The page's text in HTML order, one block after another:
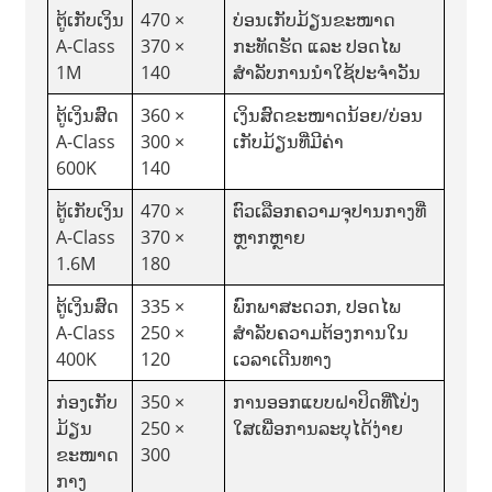
ຕູ້ເກັບເງິນ
A-Class
1M
470 ×
370 ×
140
ບ່ອນເກັບມ້ຽນຂະໜາດ
ກະທັດຮັດ ແລະ ປອດໄພ
ສຳລັບການນຳໃຊ້ປະຈຳວັນ
ຕູ້ເງິນສົດ
A-Class
600K
360 ×
300 ×
140
ເງິນສົດຂະໜາດນ້ອຍ/ບ່ອນ
ເກັບມ້ຽນທີ່ມີຄ່າ
ຕູ້ເກັບເງິນ
A-Class
1.6M
470 ×
370 ×
180
ຕົວເລືອກຄວາມຈຸປານກາງທີ່
ຫຼາກຫຼາຍ
ຕູ້ເງິນສົດ
A-Class
400K
335 ×
250 ×
120
ພົກພາສະດວກ, ປອດໄພ
ສຳລັບຄວາມຕ້ອງການໃນ
ເວລາເດີນທາງ
ກ່ອງເກັບ
ມ້ຽນ
ຂະໜາດ
ກາງ
350 ×
250 ×
300
ການອອກແບບຝາປິດທີ່ໂປ່ງ
ໃສເພື່ອການລະບຸໄດ້ງ່າຍ